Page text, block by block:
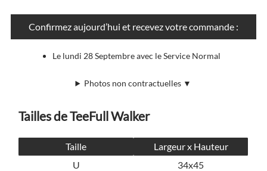
Confirmez aujourd’hui et recevez votre commande :
Le lundi 28 Septembre avec le Service Normal
Photos non contractuelles ▼
Tailles de TeeFull Walker
Taille
Largeur x Hauteur
U
34x45